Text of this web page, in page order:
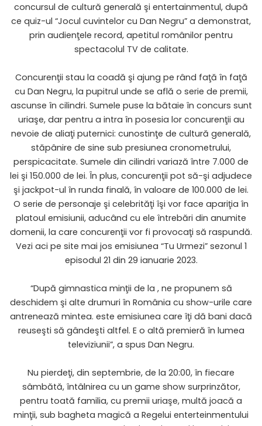
concursul de cultură generală şi entertainmentul, după
ce quiz-ul “Jocul cuvintelor cu Dan Negru” a demonstrat,
prin audienţele record, apetitul românilor pentru
spectacolul TV de calitate.
Concurenţii stau la coadă şi ajung pe rând faţă în faţă
cu Dan Negru, la pupitrul unde se află o serie de premii,
ascunse în cilindri. Sumele puse la bătaie în concurs sunt
uriaşe, dar pentru a intra în posesia lor concurenţii au
nevoie de aliaţi puternici: cunostinţe de cultură generală,
stăpânire de sine sub presiunea cronometrului,
perspicacitate. Sumele din cilindri variază între 7.000 de
lei şi 150.000 de lei. În plus, concurenţii pot să-şi adjudece
şi jackpot-ul în runda finală, în valoare de 100.000 de lei.
O serie de personaje şi celebrităţi îşi vor face apariţia în
platoul emisiunii, aducând cu ele întrebări din anumite
domenii, la care concurenţii vor fi provocaţi să raspundă.
Vezi aci pe site mai jos emisiunea “Tu Urmezi” sezonul 1
episodul 21 din 29 ianuarie 2023.
“După gimnastica minţii de la , ne propunem să
deschidem şi alte drumuri în România cu show-urile care
antrenează mintea. este emisiunea care îţi dă bani dacă
reuseşti să gândeşti altfel. E o altă premieră în lumea
televiziunii”, a spus Dan Negru.
Nu pierdeţi, din septembrie, de la 20:00, în fiecare
sâmbătă, întâlnirea cu un game show surprinzător,
pentru toată familia, cu premii uriaşe, multă joacă a
minţii, sub bagheta magică a Regelui enterteinmentului